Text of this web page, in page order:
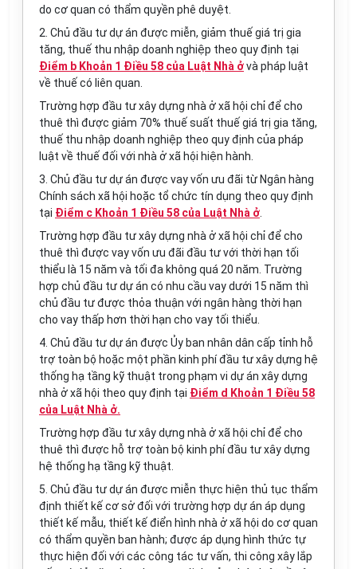
do cơ quan có thẩm quyền phê duyệt.
2. Chủ đầu tư dự án được miễn, giảm thuế giá trị gia
tăng, thuế thu nhập doanh nghiệp theo quy định tại
Điểm b Khoản 1 Điều 58 của Luật Nhà ởvà pháp luật
về thuế có liên quan.
Trường hợp đầu tư xây dựng nhà ở xã hội chỉ để cho
thuê thì được giảm 70% thuế suất thuế giá trị gia tăng,
thuế thu nhập doanh nghiệp theo quy định của pháp
luật về thuế đối với nhà ở xã hội hiện hành.
3. Chủ đầu tư dự án được vay vốn ưu đãi từ Ngân hàng
Chính sách xã hội hoặc tổ chức tín dụng theo quy định
tại Điểm c Khoản 1 Điều 58 của Luật Nhà ở
Trường hợp đầu tư xây dựng nhà ở xã hội chỉ để cho
thuê thì được vay vốn ưu đãi đầu tư với thời hạn tối
thiểu là 15 năm và tối đa không quá 20 năm. Trường
hợp chủ đầu tư dự án có nhu cầu vay dưới 15 năm thì
chủ đầu tư được thỏa thuận với ngân hàng thời hạn
cho vay thấp hơn thời hạn cho vay tối thiểu.
4. Chủ đầu tư dự án được Ủy ban nhân dân cấp tỉnh hỗ
trợ toàn bộ hoặc một phần kinh phí đầu tư xây dựng hệ
thống hạ tầng kỹ thuật trong phạm vi dự án xây dựng
nhà ở xã hội theo quy định tại Điểm d Khoản 1 Điều 58
của Luật Nhà ở.
Trường hợp đầu tư xây dựng nhà ở xã hội chỉ để cho
thuê thì được hỗ trợ toàn bộ kinh phí đầu tư xây dựng
hệ thống hạ tầng kỹ thuật.
5. Chủ đầu tư dự án được miễn thực hiện thủ tục thẩm
định thiết kế cơ sở đối với trường hợp dự án áp dụng
thiết kế mẫu, thiết kế điển hình nhà ở xã hội do cơ quan
có thẩm quyền ban hành; được áp dụng hình thức tự
thực hiện đối với các công tác tư vấn, thi công xây lắp